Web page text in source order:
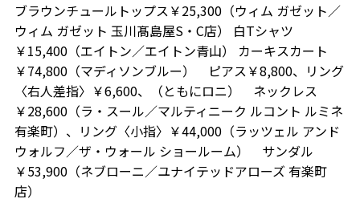
ブラウンチュールトップス￥25,300（ウィム ガゼット／
ウィム ガゼット 玉川髙島屋S・C店） 白Tシャツ
￥15,400（エイトン／エイトン青山） カーキスカート
￥74,800（マディソンブルー） ピアス￥8,800、リング
〈右人差指〉￥6,600、（ともにロニ） ネックレス
￥28,600（ラ・スール／マルティニーク ルコント ルミネ
有楽町）、リング〈小指〉￥44,000（ラッツェル アンド
ウォルフ／ザ・ウォール ショールーム） サンダル
￥53,900（ネブローニ／ユナイテッドアローズ 有楽町
店）